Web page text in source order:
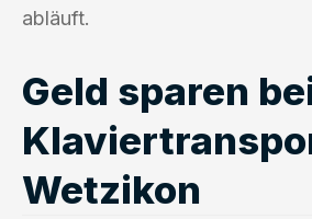
abläuft.
Geld sparen
Wetzikon